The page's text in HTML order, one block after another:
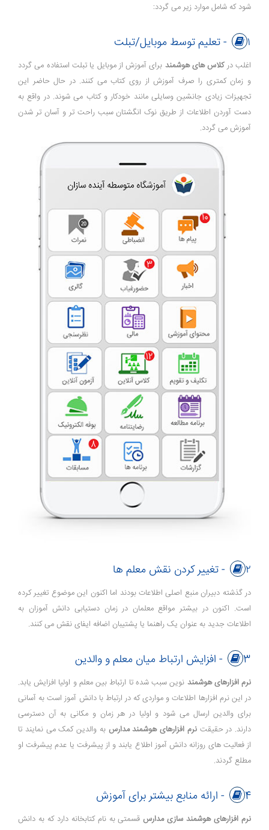
شود که شامل موارد زیر می گردد:
۱- تعلیم توسط موبایل/تبلت
اغلب درکلاس های هوشمند برای آموزش از موبایل یا تبلت استفاده می گردد
و زمان کمتری را صرف آموزش از روی کتاب می کنند. در حال حاضر این
تجهیزات زیادی جانشین وسایلی مانند خودکار و کتاب می شوند. در واقع به
دست آوردن اطلاعات از طریق نوک انگشتان سبب راحت تر و آسان تر شدن
آموزش می گردد.
۲- تغییر کردن نقش معلم ها
در گذشته دبیران منبع اصلی اطلاعات بودند اما اکنون این موضوع تغییر کرده
است. اکنون در بیشتر مواقع معلمان در زمان دستیابی دانش آموزان به
اطلاعات جدید به عنوان یک راهنما یا پشتیبان اضافه ایفای نقش می کنند.
3- افزایش ارتباط میان معلم و والدین
نرم افزارهای هوشمند نوین سبب شده تا ارتباط بین معلم و اولیا افزایش یابد.
در این نرم افزارها اطلاعات و مواردی که در ارتباط با دانش آموز است به آسانی
برای والدین ارسال می شود و اولیا در هر زمان و مکانی به آن دسترسی
دارند. در حقیقتنرم افزارهای هوشمند مدارسبه والدین کمک می نمایند تا
از فعالیت های روزانه دانش آموز اطلاع یابند و از پیشرفت یا عدم پیشرفت او
مطلع گردند.
4- ارائه منابع بیشتر برای آموزش
نرم افزارهای هوشمند سازی مدارسقسمتی به نام کتابخانه دارد که به دانش